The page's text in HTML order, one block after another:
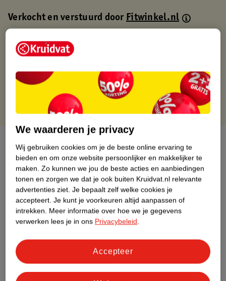
Verkocht en verstuurd doorFitwinkel.nl
Gratis thuisbezorgd
Gratis punten met je Kruidvat kaart
Over dit product
Productinformatie
Nature Impact Score
Dit product heeft (nog) geen Nature
Impact Score.
Bestel & Bezorginformatie
We waarderen je privacy
Wij gebruiken cookies om je de beste online ervaring te
bieden en om onze website persoonlijker en makkelijker te
maken. Zo kunnen we jou de beste acties en aanbiedingen
tonen en zorgen we dat je ook buiten Kruidvat.nl relevante
advertenties ziet. Je bepaalt zelf welke cookies je
accepteert. Je kunt je voorkeuren altijd aanpassen of
intrekken. Meer informatie over hoe we je gegevens
verwerken lees je in ons Privacybeleid.
Accepteer